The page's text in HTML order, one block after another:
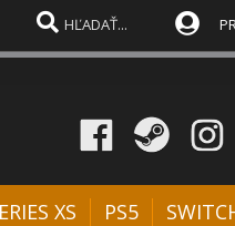
XS PS5